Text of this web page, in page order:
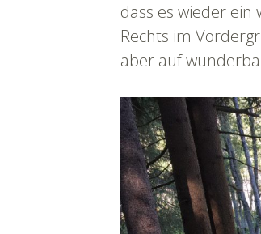
dass es wieder
Rechts im
aber auf